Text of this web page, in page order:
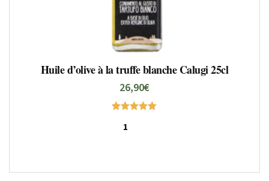
Huile d’olive à la truffe blanche Calugi 25cl
26,90€